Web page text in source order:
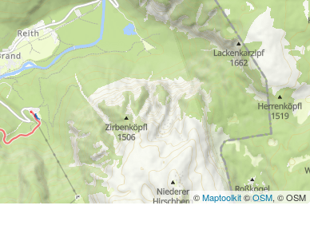
©Maptoolkit©OSM, © OSM